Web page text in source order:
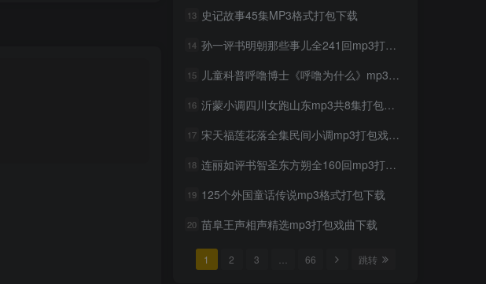
13 史记故事45集MP3格式打包下载
14 孙一评书明朝那些事儿全241回mp3打包戏曲下载
15 儿童科普呼噜博士《呼噜为什么》mp3全40集
16 沂蒙小调四川女跑山东mp3共8集打包戏曲下载
17 宋天福莲花落全集民间小调mp3打包戏曲下载
18 连丽如评书智圣东方朔全160回mp3打包戏曲下载
19 125个外国童话传说mp3格式打包下载
20 苗阜王声相声精选mp3打包戏曲下载
1 2 3 66 跳转